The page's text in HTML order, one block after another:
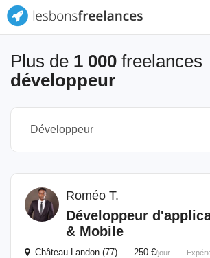
Plus de 1 000 freelances
développeur
Roméo T.
Développeur
& Mobile
Château-Landon (77) 250 €/jour